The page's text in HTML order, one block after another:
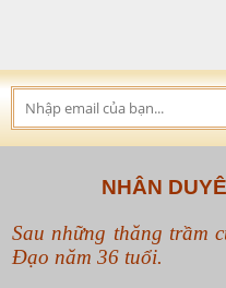
NHÂN
Sau những thăng trầm
Đạo năm 36 tuổi.